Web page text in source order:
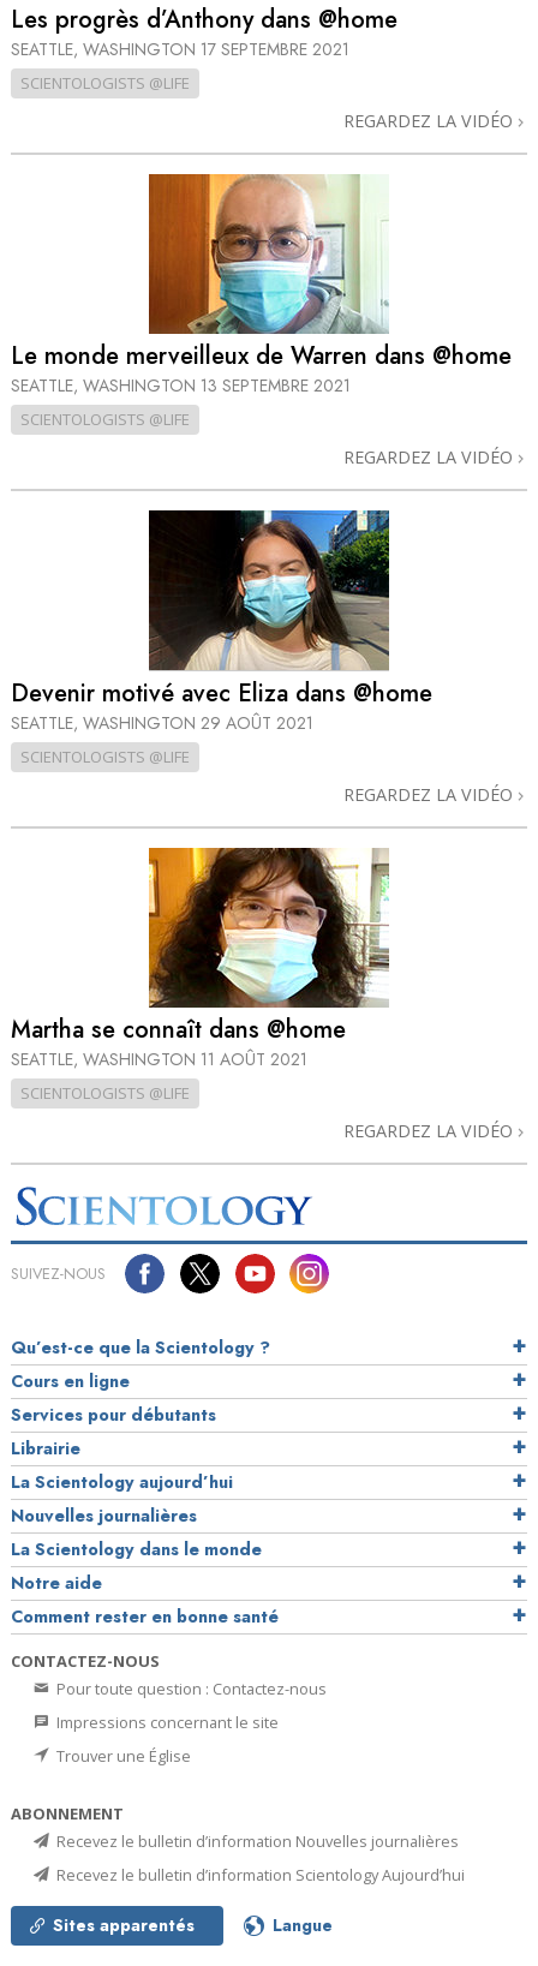
Les progrès d’Anthony dans @home
SEATTLE, WASHINGTON 17 SEPTEMBRE 2021
SCIENTOLOGISTS @LIFE
REGARDEZ LA VIDÉO
Le monde merveilleux de Warren dans @home
SEATTLE, WASHINGTON 13 SEPTEMBRE 2021
SCIENTOLOGISTS @LIFE
REGARDEZ LA VIDÉO
Devenir motivé avec Eliza dans @home
SEATTLE, WASHINGTON 29 AOÛT 2021
SCIENTOLOGISTS @LIFE
REGARDEZ LA VIDÉO
Martha se connaît dans @home
SEATTLE, WASHINGTON 11 AOÛT 2021
SCIENTOLOGISTS @LIFE
REGARDEZ LA VIDÉO
SUIVEZ-NOUS
Qu’est-ce que la Scientology ?
Cours en ligne
Services pour débutants
Librairie
La Scientology aujourd’hui
Nouvelles journalières
La Scientology dans le monde
Notre aide
Comment rester en bonne santé
CONTACTEZ-NOUS
Pour toute question : Contactez-nous
Impressions concernant le site
Trouver une Église
ABONNEMENT
Recevez le bulletin d’information Nouvelles journalières
Recevez le bulletin d’information Scientology Aujourd’hui
Sites apparentés Langue